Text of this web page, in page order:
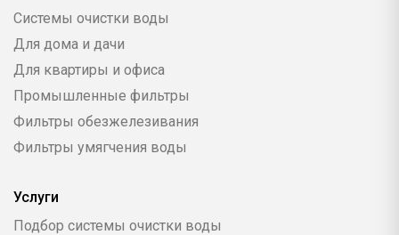
Системы очистки воды
Для дома и дачи
Для квартиры и офиса
Промышленные фильтры
Фильтры обезжелезивания
Фильтры умягчения воды
Услуги
Подбор системы очистки воды